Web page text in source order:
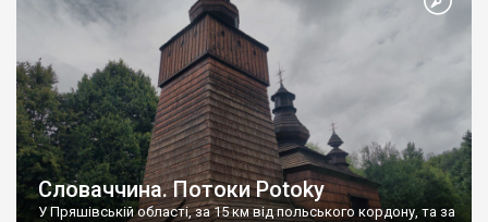
Словаччина. Потоки Potoky
У Пряшівській області, за 15 км від польського кордону, та за